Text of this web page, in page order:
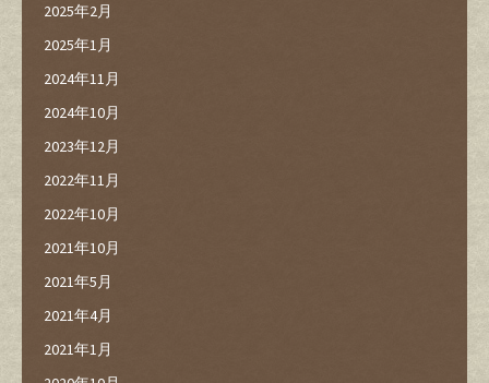
2025年2月
2025年1月
2024年11月
2024年10月
2023年12月
2022年11月
2022年10月
2021年10月
2021年5月
2021年4月
2021年1月